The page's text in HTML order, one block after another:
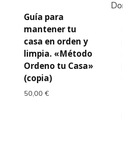
Guía para
mantener tu
casa en orden y
limpia. «Método
Ordeno tu Casa»
(copia)
50,00 €